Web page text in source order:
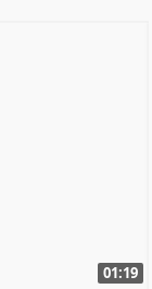
01:19